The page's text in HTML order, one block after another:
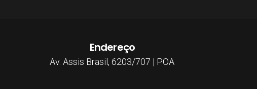
Endereço
Av. Assis Brasil, 6203/707 | POA